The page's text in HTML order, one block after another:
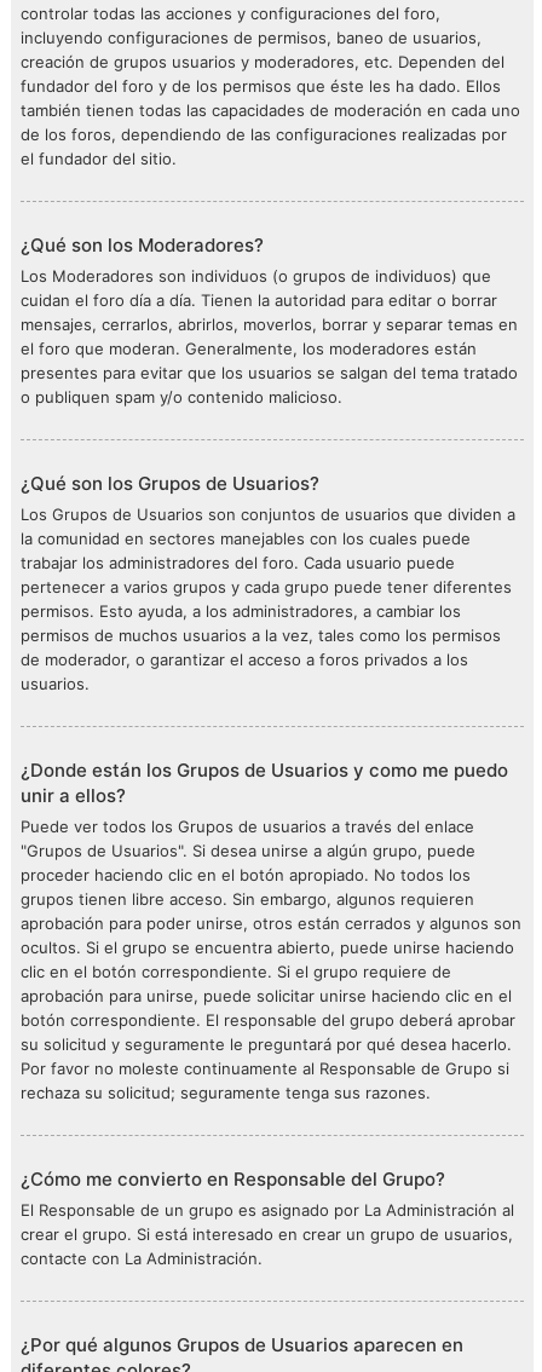
controlar todas las acciones y configuraciones del foro,
incluyendo configuraciones de permisos, baneo de usuarios,
creación de grupos usuarios y moderadores, etc. Dependen del
fundador del foro y de los permisos que éste les ha dado. Ellos
también tienen todas las capacidades de moderación en cada uno
de los foros, dependiendo de las configuraciones realizadas por
el fundador del sitio.
¿Qué son los Moderadores?
Los Moderadores son individuos (o grupos de individuos) que
cuidan el foro día a día. Tienen la autoridad para editar o borrar
mensajes, cerrarlos, abrirlos, moverlos, borrar y separar temas en
el foro que moderan. Generalmente, los moderadores están
presentes para evitar que los usuarios se salgan del tema tratado
o publiquen spam y/o contenido malicioso.
¿Qué son los Grupos de Usuarios?
Los Grupos de Usuarios son conjuntos de usuarios que dividen a
la comunidad en sectores manejables con los cuales puede
trabajar los administradores del foro. Cada usuario puede
pertenecer a varios grupos y cada grupo puede tener diferentes
permisos. Esto ayuda, a los administradores, a cambiar los
permisos de muchos usuarios a la vez, tales como los permisos
de moderador, o garantizar el acceso a foros privados a los
usuarios.
¿Donde están los Grupos de Usuarios y como me puedo
unir a ellos?
Puede ver todos los Grupos de usuarios a través del enlace
"Grupos de Usuarios". Si desea unirse a algún grupo, puede
proceder haciendo clic en el botón apropiado. No todos los
grupos tienen libre acceso. Sin embargo, algunos requieren
aprobación para poder unirse, otros están cerrados y algunos son
ocultos. Si el grupo se encuentra abierto, puede unirse haciendo
clic en el botón correspondiente. Si el grupo requiere de
aprobación para unirse, puede solicitar unirse haciendo clic en el
botón correspondiente. El responsable del grupo deberá aprobar
su solicitud y seguramente le preguntará por qué desea hacerlo.
Por favor no moleste continuamente al Responsable de Grupo si
rechaza su solicitud; seguramente tenga sus razones.
¿Cómo me convierto en Responsable del Grupo?
El Responsable de un grupo es asignado por La Administración al
crear el grupo. Si está interesado en crear un grupo de usuarios,
contacte con La Administración.
¿Por qué algunos Grupos de Usuarios aparecen en